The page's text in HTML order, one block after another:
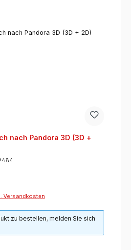
nach Pandora 3D (3D +
Versandkosten
zu bestellen, melden Sie sich